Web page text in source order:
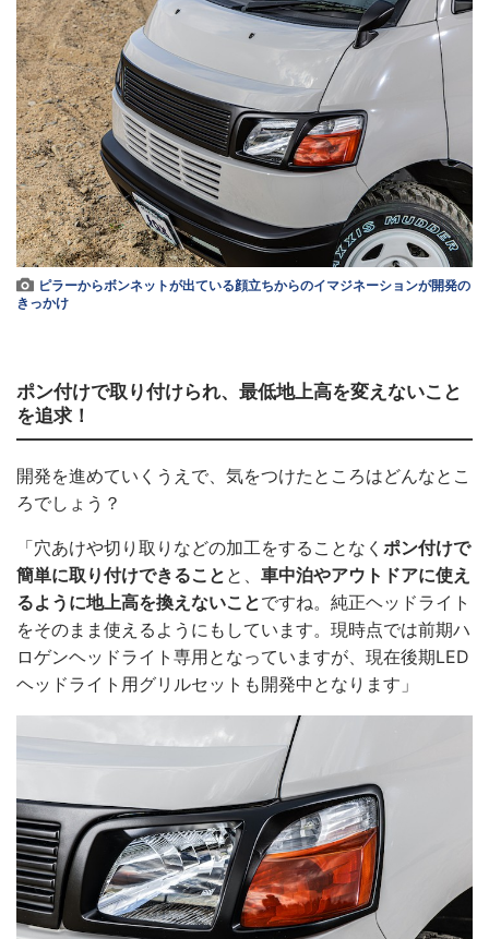
ピラーからボンネットが出ている顔立ちからのイマジネーションが開発の
きっかけ
ポン付けで取り付けられ、最低地上高を変えないこと
を追求！
開発を進めていくうえで、気をつけたところはどんなとこ
ろでしょう？
「穴あけや切り取りなどの加工をすることなく ポン付けで
簡単に取り付けできること と、 車中泊やアウトドアに使え
るように地上高を換えないことですね。純正ヘッドライト
をそのまま使えるようにもしています。現時点では前期ハ
ロゲンヘッドライト専用となっていますが、現在後期LED
ヘッドライト用グリルセットも開発中となります」